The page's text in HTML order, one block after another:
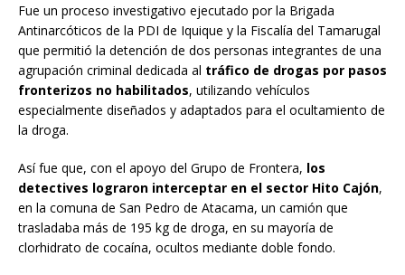
Fue un proceso investigativo ejecutado por la Brigada
Antinarcóticos de la PDI de Iquique y la Fiscalía del Tamarugal
que permitió la detención de dos personas integrantes de una
agrupación criminal dedicada al tráfico de drogas por pasos
fronterizos no habilitados, utilizando vehículos
especialmente diseñados y adaptados para el ocultamiento de
la droga.
Así fue que, con el apoyo del Grupo de Frontera, los
detectives lograron interceptar en el sector Hito Cajón,
en la comuna de San Pedro de Atacama, un camión que
trasladaba más de 195 kg de droga, en su mayoría de
clorhidrato de cocaína, ocultos mediante doble fondo.